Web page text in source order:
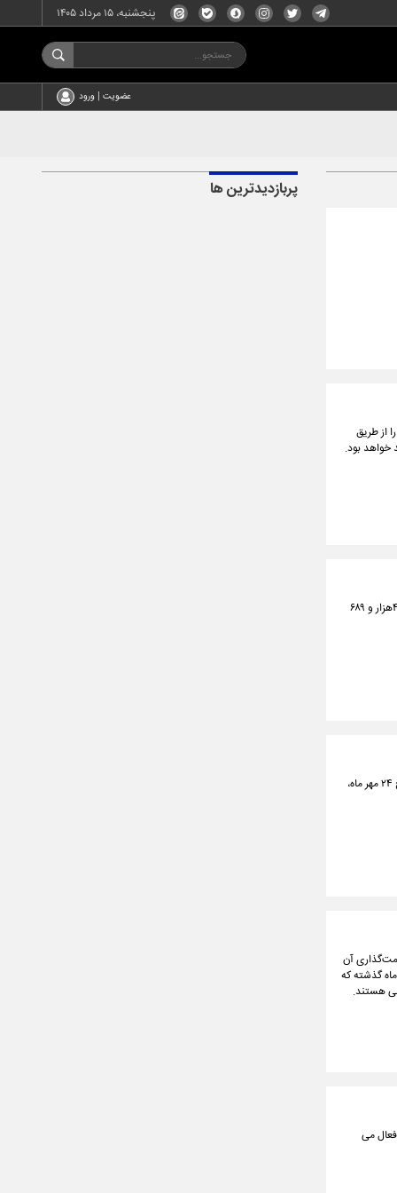
پنجشنبه، ۱۵ مرداد ۱۴۰۵
عضویت | ورود
امکان خرید وانت آریسان ۲ دوگانه‌سوز را از طریق
در معاملات امروز مرکز مبادله طلا و ارز ایران هر اسکناس دلار آمریکا به ۵۰ هزار و ۲۹۶ تومان و حواله دلار نیز به ۴۸هزار و ۶۸۹
سخنگوی هواپیمایی جمهوری اسلامی ایران (هما) اعلام‌کرد: این شرکت برای مسافران مسیرهای اروپایی، از تاریخ ۲۴ مهر ماه،
آن
گذشته که
هستند.
آبان ماه فعال می
پربازدیدترین ها